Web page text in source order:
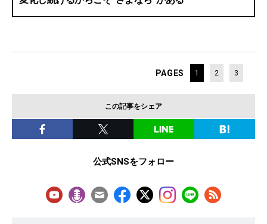
PAGES 1 2 3
この記事をシェア
公式SNSをフォロー